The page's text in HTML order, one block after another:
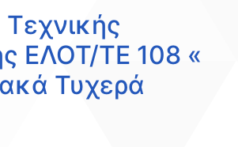
ΕΛΟΤ/ΤΕ 108 «
Τυχερά